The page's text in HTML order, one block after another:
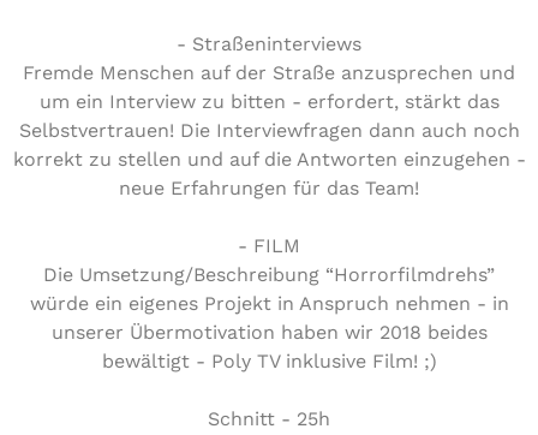
- Straßeninterviews
Fremde Menschen auf der Straße anzusprechen und
um ein Interview zu bitten - erfordert, stärkt das
Selbstvertrauen! Die Interviewfragen dann auch noch
korrekt zu stellen und auf die Antworten einzugehen -
neue Erfahrungen für das Team!
- FILM
Die Umsetzung/Beschreibung “Horrorfilmdrehs”
würde ein eigenes Projekt in Anspruch nehmen - in
unserer Übermotivation haben wir 2018 beides
bewältigt - Poly TV inklusive Film! ;)
Schnitt - 25h